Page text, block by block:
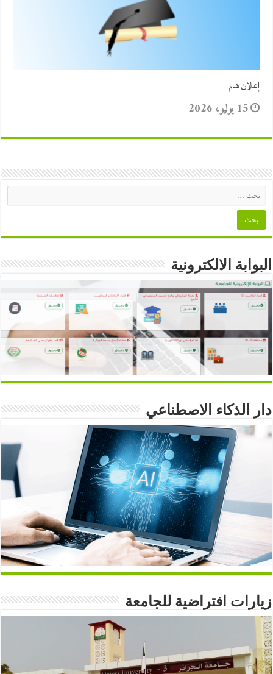
إعلان هام
15 يوليو، 2026
البوابة الالكترونية
دار الذكاء الاصطناعي
زيارات افتراضية للجامعة